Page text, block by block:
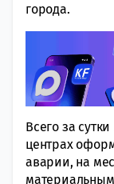
города.
Всего за
центрах
аварии, на